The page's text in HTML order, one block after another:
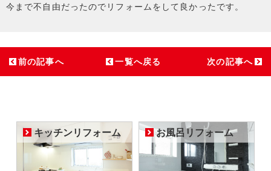
今まで不自由だったのでリフォームをして良かったです。
前の記事へ 一覧へ戻る 次の記事へ
キッチンリフォーム お風呂リフォーム